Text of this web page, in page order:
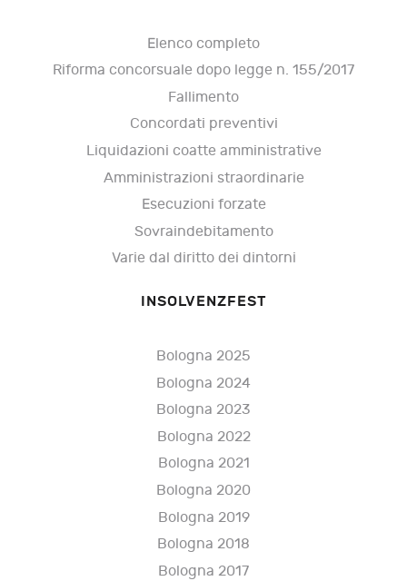
Elenco completo
Riforma concorsuale dopo legge n. 155/2017
Fallimento
Concordati preventivi
Liquidazioni coatte amministrative
Amministrazioni straordinarie
Esecuzioni forzate
Sovraindebitamento
Varie dal diritto dei dintorni
INSOLVENZFEST
Bologna 2025
Bologna 2024
Bologna 2023
Bologna 2022
Bologna 2021
Bologna 2020
Bologna 2019
Bologna 2018
Bologna 2017